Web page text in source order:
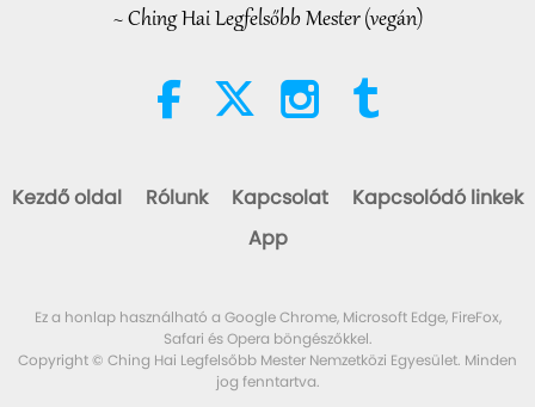
~ Ching Hai Legfelsőbb Mester (vegán)
Kezdő oldal Rólunk Kapcsolat
Kapcsolódó linkek
App
Ez a honlap használható a Google Chrome, Microsoft Edge, FireFox,
Safari és Opera böngészőkkel.
Copyright © Ching Hai Legfelsőbb Mester Nemzetközi Egyesület. Minden
jog fenntartva.